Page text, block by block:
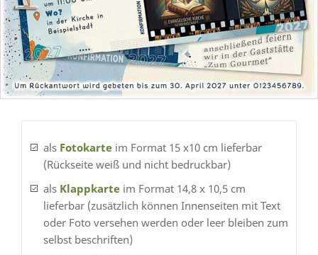
als Fotokarte im Format 15 x10 cm lieferbar
(Rückseite weiß und nicht bedruckbar)
als Klappkarte im Format 14,8 x 10,5 cm
lieferbar (zusätzlich können Innenseiten mit Text
oder Foto versehen werden oder leer bleiben zum
selbst beschriften)